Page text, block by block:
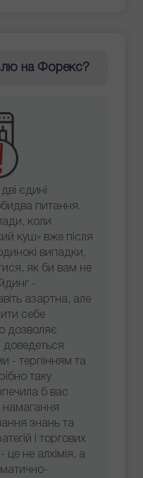
на Форекс?
єдині
питання.
коли
куш» вже після
випадки,
як би вам не
-
азартна, але
себе
дозволяє
доведеться
- терпінням та
таку
б вас
намагання
знань та
і торгових
не алхімія, а